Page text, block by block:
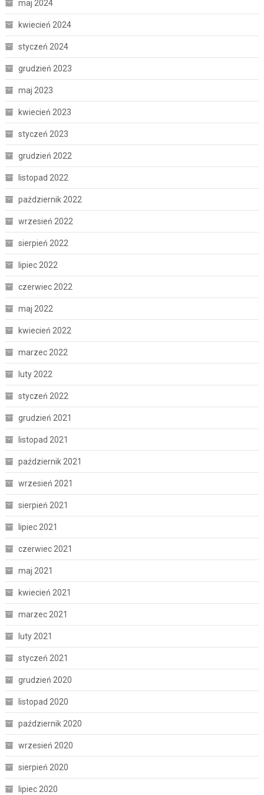
maj 2024
kwiecień 2024
styczeń 2024
grudzień 2023
maj 2023
kwiecień 2023
styczeń 2023
grudzień 2022
listopad 2022
październik 2022
wrzesień 2022
sierpień 2022
lipiec 2022
czerwiec 2022
maj 2022
kwiecień 2022
marzec 2022
luty 2022
styczeń 2022
grudzień 2021
listopad 2021
październik 2021
wrzesień 2021
sierpień 2021
lipiec 2021
czerwiec 2021
maj 2021
kwiecień 2021
marzec 2021
luty 2021
styczeń 2021
grudzień 2020
listopad 2020
październik 2020
wrzesień 2020
sierpień 2020
lipiec 2020